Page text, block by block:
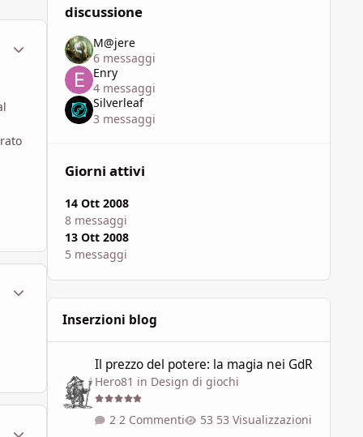
Statistiche Autore
Statistiche Autore
discussione
M@jere
6 messaggi
Enry
4 messaggi
Silverleaf
3 messaggi
Giorni attivi
14 Ott 2008
8 messaggi
13 Ott 2008
5 messaggi
Inserzioni blog
Il prezzo del potere: la magia nei GdR
Hero81 in Design di giochi
2 Commenti 53 Visualizzazioni